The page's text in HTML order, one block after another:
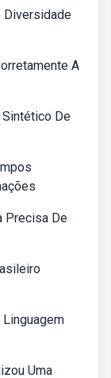
Diversidade
A
De
Precisa De
Uma